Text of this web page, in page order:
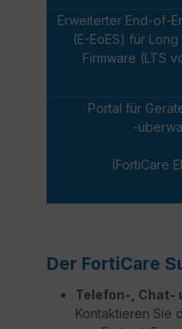
Erweiterter End-of-
(E-EoES) für
Firmware (LTS
Portal für
-
(FortiCare
Der FortiCare
Telefon-, Chat-
Kontaktieren Sie